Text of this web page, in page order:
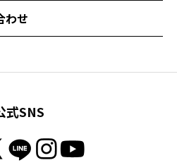
わせ
式SNS